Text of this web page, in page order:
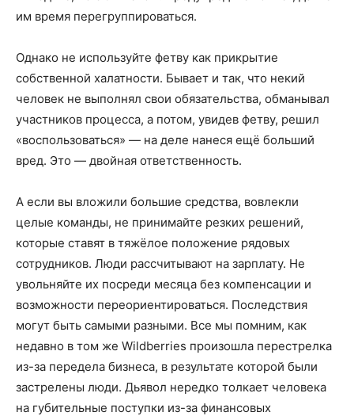
им время перегруппироваться.
Однако не используйте фетву как при­крытие
собственной халатности. Бывает и так, что некий
человек не выполнял свои обязательства, обманывал
участников про­цесса, а потом, увидев фетву, решил
«воспользоваться» — на деле нанеся ещё больший
вред. Это — двойная ответственность.
А если вы вложили большие средства, вовлекли
целые команды, не принимайте резких решений,
которые ставят в тяжёлое положение рядовых
сотрудников. Люди рассчитывают на зарплату. Не
увольняйте их посреди месяца без компенсации и
возможности переориентироваться. Пос­ледствия
могут быть самыми разными. Все мы помним, как
недавно в том же Wildberries произошла перестрелка
из-за передела бизнеса, в результате которой были
застрелены люди. Дьявол нередко толкает человека
на губительные поступки из-за финансовых